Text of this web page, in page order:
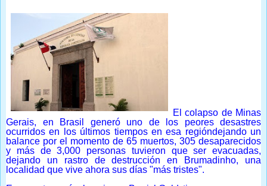
El colapso de Minas
Gerais, en Brasil generó uno de los peores desastres
ocurridos en los últimos tiempos en esa regióndejando un
balance por el momento de 65 muertos, 305 desaparecidos
y más de 3,000 personas tuvieron que ser evacuadas,
dejando un rastro de destrucción en Brumadinho, una
localidad que vive ahora sus días "más tristes".